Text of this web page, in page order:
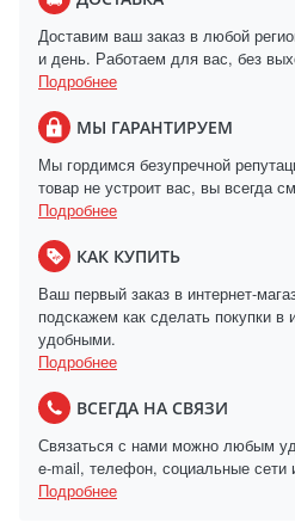
Доставим ваш заказ в любой
и день. Работаем для вас, без
Подробнее
МЫ ГАРАНТИРУЕМ
Мы гордимся безупречной
товар не устроит вас, вы всегда
Подробнее
КАК КУПИТЬ
Ваш первый заказ в интернет-
подскажем как сделать покупки в
удобными.
Подробнее
ВСЕГДА НА СВЯЗИ
Связаться с нами можно любым
e-mail, телефон, социальные
Подробнее